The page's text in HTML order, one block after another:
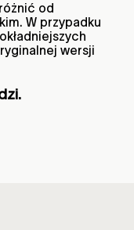
od
W przypadku
wersji